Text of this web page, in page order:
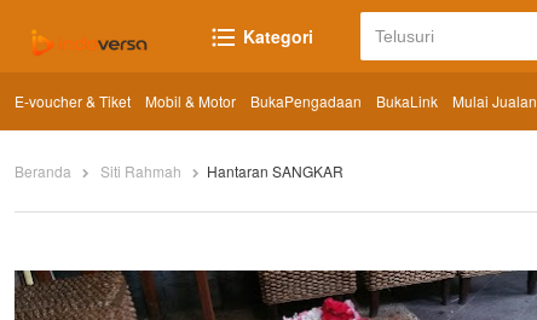
Kategori
E-voucher & Tiket Mobil & Motor BukaPengadaan BukaLink Mulai Jualan
Beranda Siti Rahmah Hantaran SANGKAR